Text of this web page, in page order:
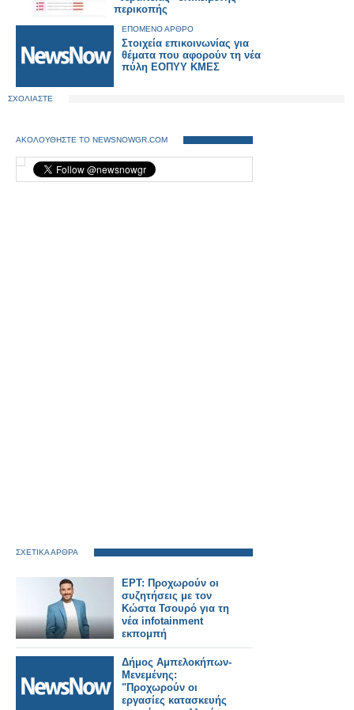
περικοπής
ΕΠΟΜΕΝΟ ΑΡΘΡΟ
Στοιχεία επικοινωνίας για
θέματα που αφορούν τη νέα
πύλη ΕΟΠΥΥ ΚΜΕΣ
ΣΧΟΛΙΑΣΤΕ
ΑΚΟΛΟΥΘΗΣΤΕ ΤΟ NEWSNOWGR.COM
ΣΧΕΤΙΚΑ ΑΡΘΡΑ
ΕΡΤ: Προχωρούν οι
συζητήσεις με τον
Κώστα Τσουρό για τη
νέα infotainment
εκπομπή
Δήμος Αμπελοκήπων-
Μενεμένης:
"Προχωρούν οι
εργασίες κατασκευής